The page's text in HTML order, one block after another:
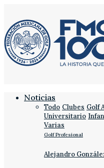
Noticias
Todo Clubes Golf
Universitario
Varias
Golf Profesional
Alejandro